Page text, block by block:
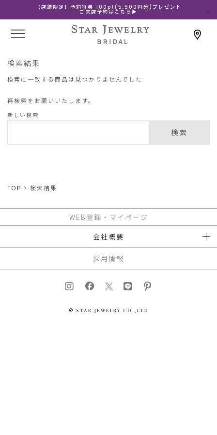
【店舗限定】予約特典 100pt(5,500円分)プレゼント
ご来店予約はこちら▶
検索結果
検索に一致する商品は見つかりませんでした:
再検索をお願いいたします。
新しい検索
検索
TOP 検索結果
WEB登録・マイページ
会社概要
採用情報
© STAR JEWELRY CO.,LTD